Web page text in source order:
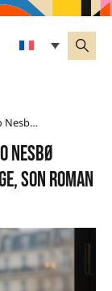
Harry Hole Saison 2 Sur Netflix : Jo Nesbø Révèle Vouloir Adapter Rouge-Gorge, Son Roman Le Plus Intime
Nesbø
son roman